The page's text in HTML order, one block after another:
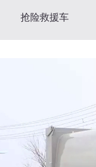
吸污车系列
水罐消防车
泡沫消防车
抢险救援车